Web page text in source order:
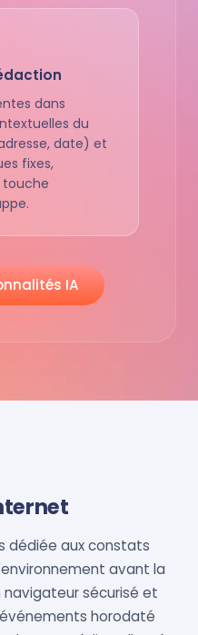
dans
du
date) et
fixes,
touche
IA
dédiée aux constats
avant la
sécurisé et
horodaté